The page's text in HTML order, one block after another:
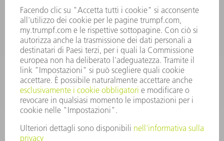
lunedì a venerdì: 08:30 – 18:00
ricambi@trumpf.com
CONTATTO
UTENSILI TRUMPF ITALIA
+39 02 48489482
lunedì a venerdì: 08:00 – 18:00
utensili@trumpf.com